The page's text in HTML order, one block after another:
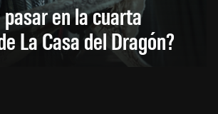
pasar en la cuarta
La Casa del Dragón?